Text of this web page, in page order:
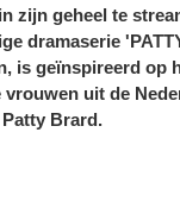
zijn geheel te
dramaserie
is geïnspireerd op
vrouwen uit de
Brard.